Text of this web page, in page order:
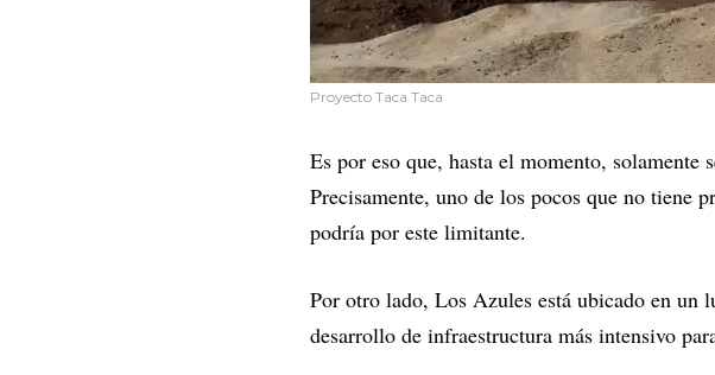
Proyecto Taca Taca
Es por eso que, hasta el momento,
Precisamente, uno de los pocos que no tiene
podría por este limitante.
Por otro lado, Los Azules está ubicado en un
desarrollo de infraestructura más intensivo